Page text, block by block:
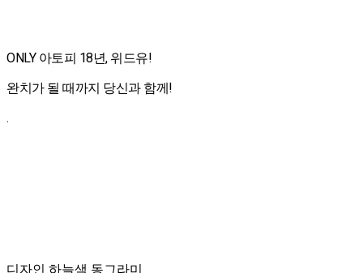
ONLY 아토피 18년, 위드유!
완치가 될 때까지 당신과 함께!
.
디자인 하늘색 동그라미